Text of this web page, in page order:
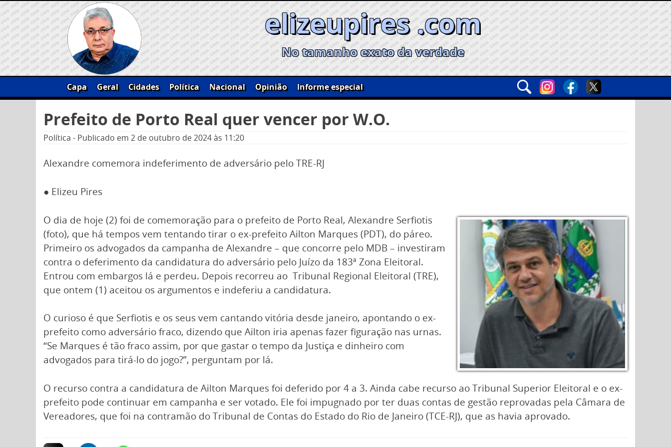
Skip
to
content
elizeupires .com
No tamanho exato da verdade
Capa Geral Cidades Política Nacional Opinião
Informe especial
por:
Prefeito de Porto Real quer vencer por W.O.
Política - Publicado em 2 de outubro de 2024às 11:20
Alexandre comemora indeferimento de adversário pelo TRE-RJ
● Elizeu Pires
O dia de hoje (2) foi de comemoração para o prefeito de Porto Real, Alexandre Serfiotis
(foto), que há tempos vem tentando tirar o ex-prefeito Ailton Marques (PDT), do páreo.
Primeiro os advogados da campanha de Alexandre – que concorre pelo MDB – investiram
contra o deferimento da candidatura do adversário pelo Juízo da 183ª Zona Eleitoral.
Entrou com embargos lá e perdeu. Depois recorreu ao Tribunal Regional Eleitoral (TRE),
que ontem (1) aceitou os argumentos e indeferiu a candidatura.
O curioso é que Serfiotis e os seus vem cantando vitória desde janeiro, apontando o ex-
prefeito como adversário fraco, dizendo que Ailton iria apenas fazer figuração nas urnas.
“Se Marques é tão fraco assim, por que gastar o tempo da Justiça e dinheiro com
advogados para tirá-lo do jogo?”, perguntam por lá.
O recurso contra a candidatura de Ailton Marques foi deferido por 4 a 3. Ainda cabe recurso ao Tribunal Superior Eleitoral e o ex-
prefeito pode continuar em campanha e ser votado. Ele foi impugnado por ter duas contas de gestão reprovadas pela Câmara de
Vereadores, que foi na contramão do Tribunal de Contas do Estado do Rio de Janeiro (TCE-RJ), que as havia aprovado.